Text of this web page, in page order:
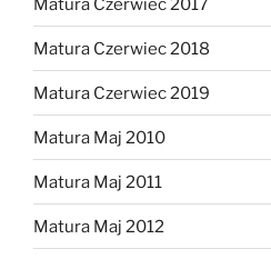
Matura Czerwiec 2018
Matura Czerwiec 2019
Matura Maj 2010
Matura Maj 2011
Matura Maj 2012